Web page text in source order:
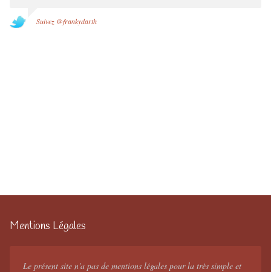
Suivez @frankydarth
Mentions Légales
Le présent site n'a pas de mentions légales pour la très simple et